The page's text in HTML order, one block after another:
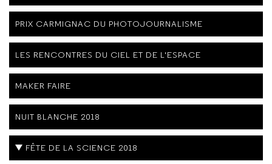
PRIX CARMIGNAC DU PHOTOJOURNALISME
LES RENCONTRES DU CIEL ET DE L'ESPACE
MAKER FAIRE
NUIT BLANCHE 2018
FÊTE DE LA SCIENCE 2018